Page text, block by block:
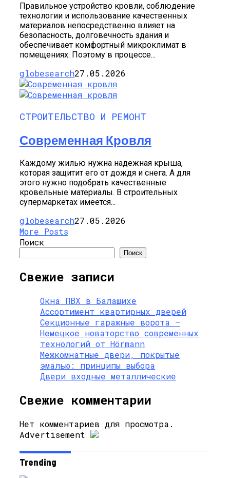
Правильное устройство кровли, соблюдение
технологии и использование качественных
материалов непосредственно влияет на
безопасность, долговечность здания и
обеспечивает комфортный микроклимат в
помещениях. Поэтому в процессе...
globesearch27.05.2026
СТРОИТЕЛЬСТВО И РЕМОНТ
Современная Кровля
Каждому жилью нужна надежная крыша,
которая защитит его от дождя и снега. А для
этого нужно подобрать качественные
кровельные материалы. В строительных
супермаркетах имеется...
globesearch27.05.2026
More Posts
Поиск
Поиск
Свежие записи
Окна ПВХ в Балашихе
Ассортимент квартирных дверей
Секционные гаражные ворота —
Немецкое новаторство современных
технологий от Hörmann
Межкомнатные двери, покрытые
эмалью: принципы выбора
Двери входные металлические
Свежие комментарии
Нет комментариев для просмотра.
Advertisement
Trending